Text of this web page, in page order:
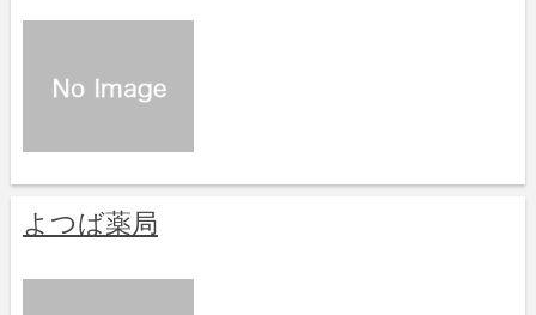
よつば薬局